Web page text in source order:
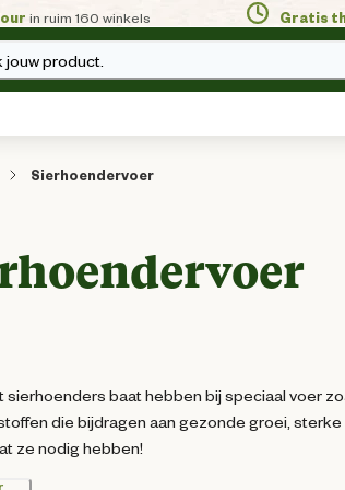
in ruim 160 winkels Gratis
jouw product.
Sierhoendervoer
sierhoenders baat hebben bij speciaal voer
die bijdragen aan gezonde groei,
ze nodig hebben!